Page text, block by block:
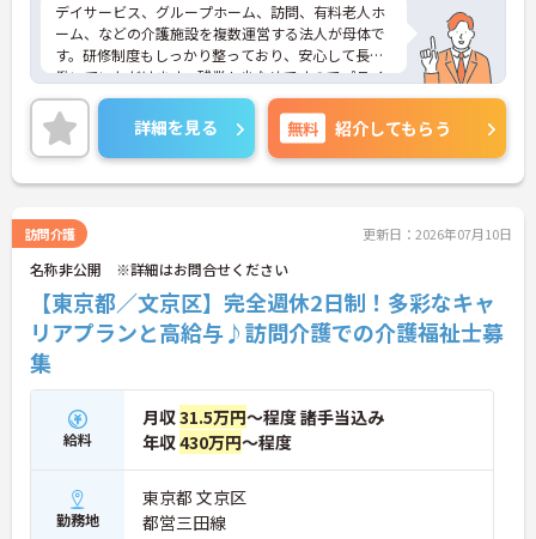
デイサービス、グループホーム、訪問、有料老人ホ
ーム、などの介護施設を複数運営する法人が母体で
す。研修制度もしっかり整っており、安心して長く
働いていただけます。残業も少なめですのでプライ
ベートとの両立もしやすい環境です。ご興味のある
方は是非お気軽にお問い合わせ下さい。
詳細を見る 無料 紹介してもらう
訪問介護 更新日：2026年07月10日
名称非公開 ※詳細はお問合せください
【東京都／文京区】完全週休2日制！多彩なキャ
リアプランと高給与♪訪問介護での介護福祉士募
集
給料
月収31.5万円～程度 諸手当込み
年収430万円～程度
勤務地
東京都 文京区
都営三田線